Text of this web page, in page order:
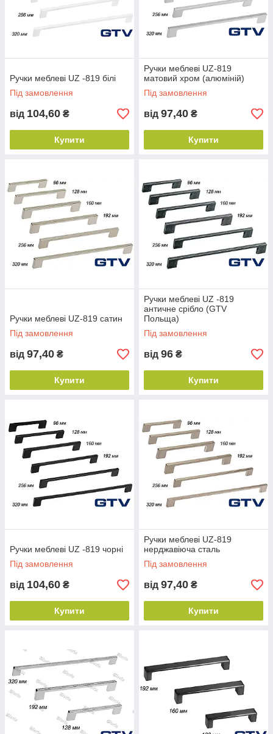
Ручки меблеві UZ -819 білі
Під замовлення
від 104,60 ₴
Купити
Ручки меблеві UZ-819
матовий хром (алюміній)
Під замовлення
від 97,40 ₴
Купити
Ручки меблеві UZ-819 сатин
Під замовлення
від 97,40 ₴
Купити
Ручки меблеві UZ -819
античне срібло (GTV
Польща)
Під замовлення
від 96 ₴
Купити
Ручки меблеві UZ -819 чорні
Під замовлення
від 104,60 ₴
Купити
Ручки меблеві UZ-819
нерджавіюча сталь
Під замовлення
від 97,40 ₴
Купити